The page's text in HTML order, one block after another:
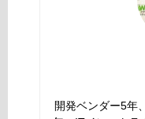
開発ベンダー5年